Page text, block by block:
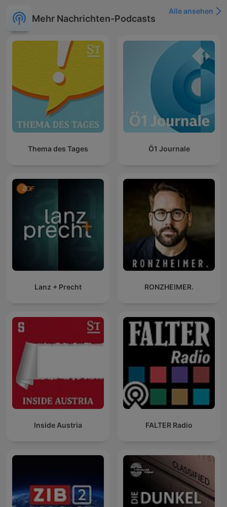
Mehr Nachrichten-Podcasts
Alle ansehen
Thema des Tages Ö1 Journale
Lanz + Precht RONZHEIMER.
Inside Austria FALTER Radio